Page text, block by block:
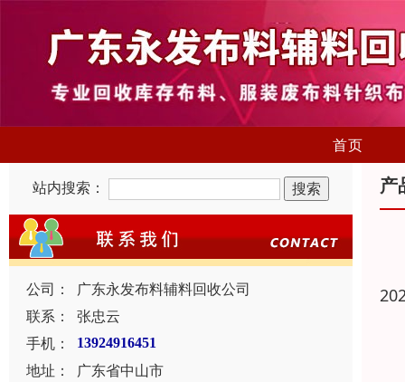
首页
站内搜索：
公司：
广东永发布料辅料回收公司
联系：
张忠云
手机：
13924916451
地址：
广东省中山市
产